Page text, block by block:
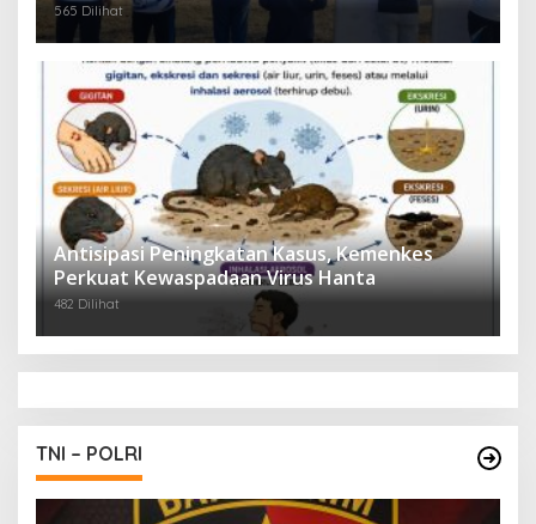
565 Dilihat
Antisipasi Peningkatan Kasus, Kemenkes
Perkuat Kewaspadaan Virus Hanta
482 Dilihat
TNI – POLRI